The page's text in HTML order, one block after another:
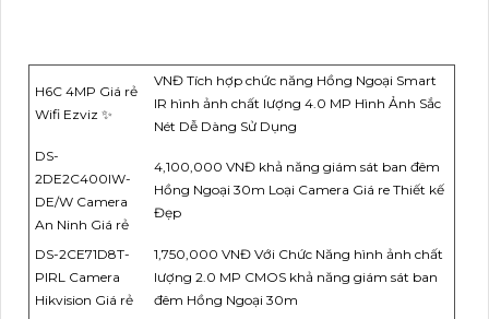
H6C 4MP Giá rẻ
Wifi Ezviz ✨
VNĐ Tích hợp chức năng Hồng Ngoại Smart
IR hình ảnh chất lượng 4.0 MP Hình Ảnh Sắc
Nét Dễ Dàng Sử Dụng
DS-
2DE2C400IW-
DE/W Camera
An Ninh Giá rẻ
4,100,000 VNĐ khả năng giám sát ban đêm
Hồng Ngoại 30m Loại Camera Giá re Thiết kế
Đẹp
DS-2CE71D8T-
PIRL Camera
Hikvision Giá rẻ
1,750,000 VNĐ Với Chức Năng hình ảnh chất
lượng 2.0 MP CMOS khả năng giám sát ban
đêm Hồng Ngoại 30m